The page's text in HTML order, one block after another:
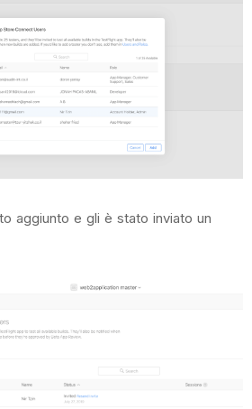
aggiunto e gli è stato inviato un